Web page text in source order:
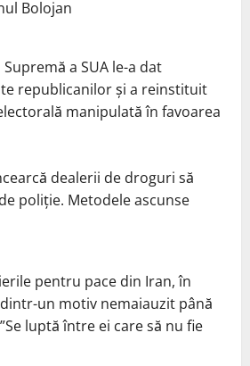
Bolojan
a SUA le-a dat
republicanilor și a reinstituit
manipulată în favoarea
dealerii de droguri să
poliție. Metodele ascunse
pentru pace din Iran, în
un motiv nemaiauzit până
luptă între ei care să nu fie